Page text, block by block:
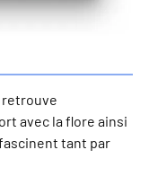
retrouve
avec la flore ainsi
tant par